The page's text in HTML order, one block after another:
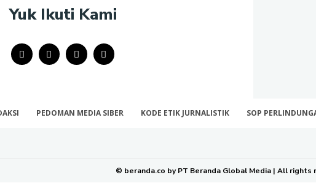
Yuk Ikuti Kami
PEDOMAN MEDIA SIBER KODE ETIK JURNALISTIK SOP
© beranda.co by PT Beranda Global Media | All rights